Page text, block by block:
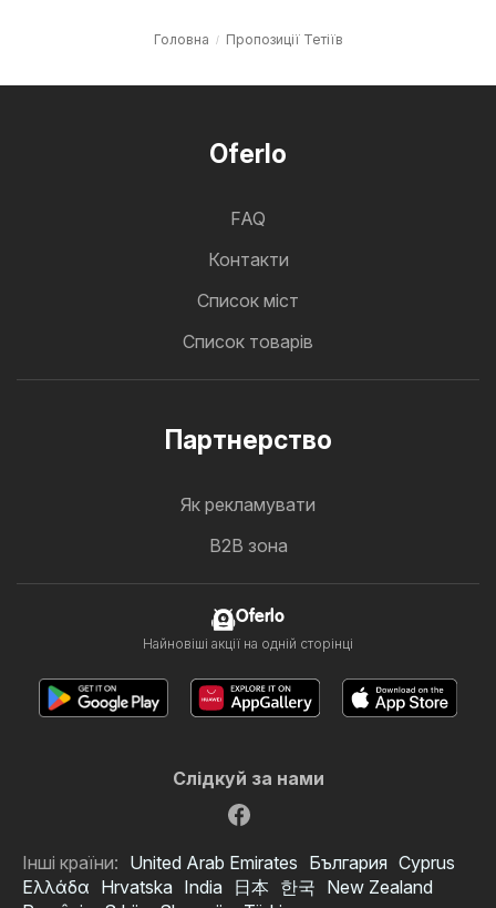
Головна Пропозиції Тетіїв
Oferlo
FAQ
Контакти
Cписок міст
Список товарів
Партнерство
Як рекламувати
B2B зона
Oferlo
Найновіші акції на одній сторінці
Слідкуй за нами
Інші країни: United Arab Emirates България Cyprus
Ελλάδα Hrvatska India 日本 한국 New Zealand